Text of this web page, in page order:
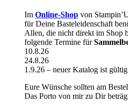
Im Online-Shop von
für Deine Basteleidenschaft
Allen, die nicht direkt im Shop
folgende Termine für
10.8.26
24.8.26
1.9.26 – neuer Katalog ist gültig
Eure Wünsche sollten am
Das Porto von mir zu Dir